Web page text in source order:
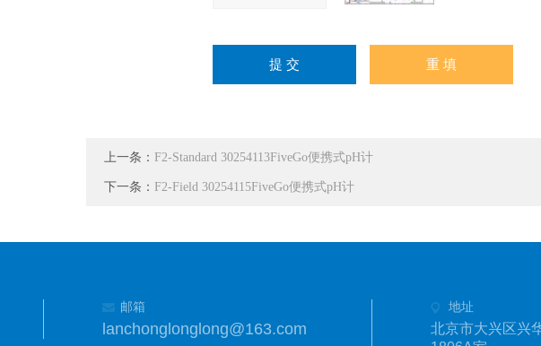
上一条： F2-Standard 30254113FiveGo便携式pH计
下一条： F2-Field 30254115FiveGo便携式pH计
邮箱
lanchonglonglong@163.com
地址
北京市大兴区兴